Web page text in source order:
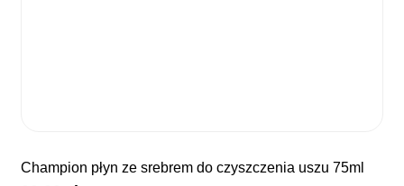
champion płyn ze srebrem do czyszczenia uszu 75ml